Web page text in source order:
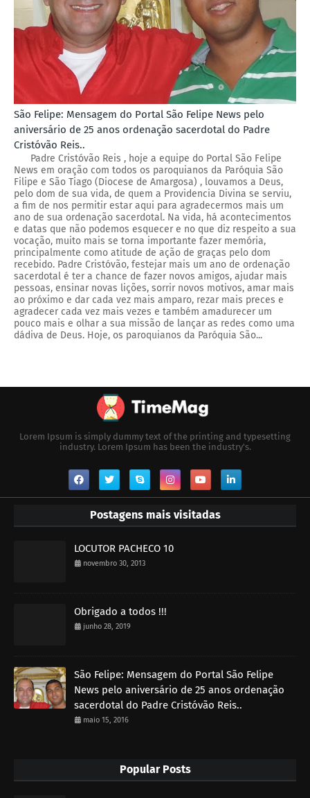
São Felipe: Mensagem do Portal São Felipe News pelo
aniversário de 25 anos ordenação sacerdotal do Padre
Cristóvão Reis..
Padre Cristóvão Reis , hoje a equipe do Portal São Felipe
News em oração com todos os paroquianos da Paróquia São
Filipe e São Tiago (Diocese de Amargosa) , louvamos a Deus,
pelo dom de sua vida, de quem a Providencia Divina se serviu,
a fim de nos permitir estar aqui para agradecermos mais um
ano de sua ordenação sacerdotal. Na vida, há acontecimentos
e datas que não podemos esquecer e no que diz respeito a sua
vocação, muito mais se torna importante fazer memória,
principalmente como atitude de ação de graças pelo dom
recebido. Padre Cristóvão, festejar mais um ano de ordenação
sacerdotal é ter a chance de fazer novos amigos, ajudar mais
pessoas, ensinar novas lições, sorrir novos motivos, amar mais
ao próximo e dar cada vez mais amparo, rezar mais preces e
agradecer cada vez mais vezes e também amadurecer um
pouco mais e olhar a sua missão de lançar as redes como uma
dádiva de Deus. Hoje, os paroquianos da Paróquia São...
Lorem Ipsum is simply dummy text of the printing and typesetting
industry. Lorem Ipsum has been the industry's.
Postagens mais visitadas
LOCUTOR PACHECO 10
novembro 30, 2013
Obrigado a todos !!!
junho 28, 2019
São Felipe: Mensagem do Portal São Felipe
News pelo aniversário de 25 anos ordenação
sacerdotal do Padre Cristóvão Reis..
maio 15, 2016
Popular Posts